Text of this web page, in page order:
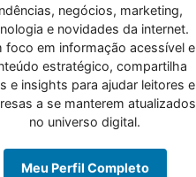
negócios, marketing,
e novidades da internet.
foco em informação acessível e
estratégico, compartilha
e insights para ajudar leitores e
a se manterem atualizados
no universo digital.
Meu Perfil Completo